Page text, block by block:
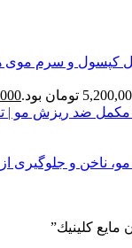
كلينيك”